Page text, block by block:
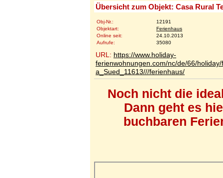
Übersicht zum Objekt: Casa Rural
Obj-Nr.:
12191
Objektart:
Ferienhaus
Online seit:
24.10.2013
Aufrufe:
35080
URL: https://www.holiday-
ferienwohnungen.com/nc/de/66/
a_Sued_11613///ferienhaus/
Noch nicht die
Dann geht es
buchbaren